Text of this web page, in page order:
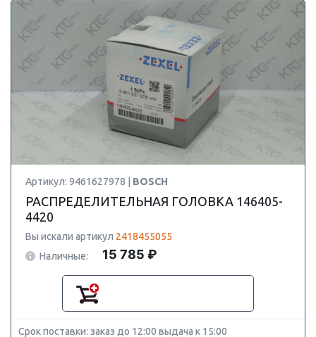
Артикул: 9461627978 | BOSCH
РАСПРЕДЕЛИТЕЛЬНАЯ ГОЛОВКА 146405-
4420
Вы искали артикул 2418455055
Наличные:
15 785 ₽
Срок поставки: заказ до 12:00 выдача к 15:00